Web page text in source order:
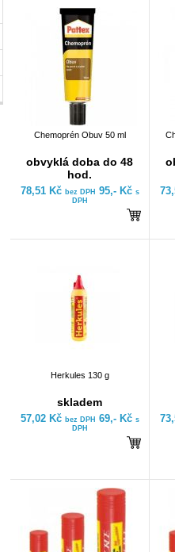
Chemoprén Obuv 50 ml
obvyklá doba do 48
hod.
78,51 Kč bez DPH 95,- Kč s
DPH
Herkules 130 g
skladem
57,02 Kč bez DPH 69,- Kč s
DPH